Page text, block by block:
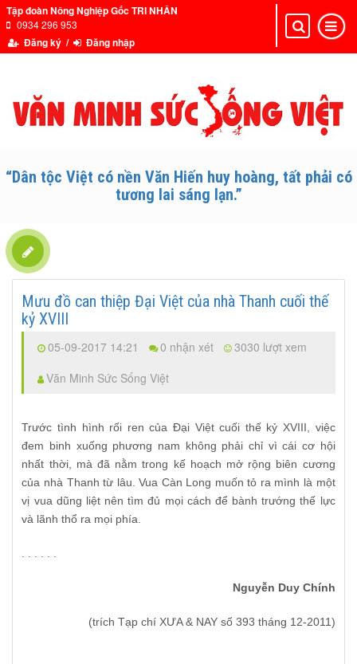
Tập đoàn Nông Nghiệp Gốc TRI NHÂN
0934 296 953
Đăng ký / Đăng nhập
Toggle
Toggle
navigation
“Dân tộc Việt có nền Văn Hiến huy hoàng, tất phải có
tương lai sáng lạn.”
Mưu đồ can thiệp Đại Việt của nhà Thanh cuối thế
kỷ XVIII
05-09-2017 14:21 0 nhận xét
3030 lượt xem
Văn Minh Sức Sống Việt
Trước tình hình rối ren của Đại Việt cuối thế kỷ XVIII, việc
đem binh xuống phương nam không phải chỉ vì cái cơ hội
nhất thời, mà đã nằm trong kế hoạch mở rộng biên cương
của nhà Thanh từ lâu. Vua Càn Long muốn tỏ ra mình là một
vị vua dũng liệt nên tìm đủ mọi cách để bành trướng thế lực
và lãnh thổ ra mọi phía.
. . . . . .
Nguyễn Duy Chính
(trích Tạp chí XƯA & NAY số 393 tháng 12-2011)